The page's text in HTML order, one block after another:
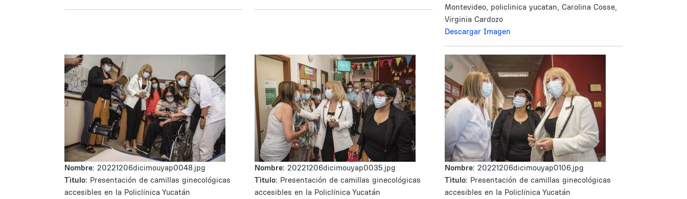
Montevideo, policlinica yucatan, Carolina Cosse,
Virginia Cardozo
Descargar Imagen
Nombre: 20221206dicimouyap0048.jpg
Tìtulo: Presentación de camillas ginecológicas
accesibles en la Policlínica Yucatán
Nombre: 20221206dicimouyap0035.jpg
Tìtulo: Presentación de camillas ginecológicas
accesibles en la Policlínica Yucatán
Nombre: 20221206dicimouyap0106.jpg
Tìtulo: Presentación de camillas ginecológicas
accesibles en la Policlínica Yucatán